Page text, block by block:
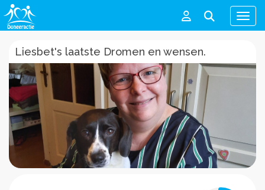
Menu
Liesbet's laatste Dromen en wensen.